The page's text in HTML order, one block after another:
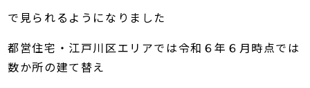
で見られるようになりました
都営住宅・江戸川区エリアでは令和６年６月時点では
数か所の建て替え